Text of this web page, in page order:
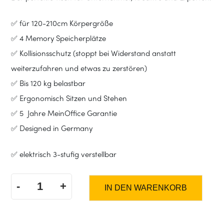
✅ für 120-210cm Körpergröße
✅ 4 Memory Speicherplätze
✅ Kollisionsschutz (stoppt bei Widerstand anstatt
weiterzufahren und etwas zu zerstören)
✅ Bis 120 kg belastbar
✅ Ergonomisch Sitzen und Stehen
✅ 5 Jahre MeinOffice Garantie
✅ Designed in Germany
✅ elektrisch 3-stufig verstellbar
-
MO
+ IN DEN WARENKORB